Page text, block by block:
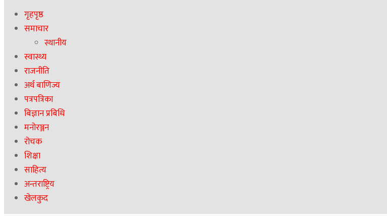
गृहपृष्ठ
समाचार
स्थानीय
स्वास्थ्य
राजनीति
अर्थ बाणिज्य
पत्रपत्रिका
बिज्ञान प्रबिधि
मनोरञ्जन
रोचक
शिक्षा
साहित्य
अन्तराष्ट्रिय
खेलकुद